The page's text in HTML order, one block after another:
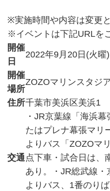
※実施時間や内容は変更
※イベントは下記URLを
開催
日
2022年9月20日(火曜
開催
場所
ZOZOマリンスタジ
住所千葉市美浜区美浜1
交通
・JR京葉線「海浜
たはプレナ幕張マリ
よりバス「ZOZOマ
点下車・試合日は、
あり。・JR総武線・
よりバス、1番のり